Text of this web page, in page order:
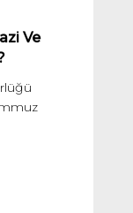
Ve